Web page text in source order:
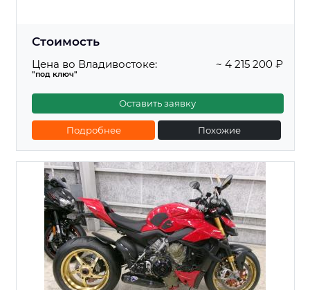
Стоимость
Цена во Владивостоке:
"под ключ"
~ 4 215 200 ₽
Оставить заявку
Подробнее Похожие